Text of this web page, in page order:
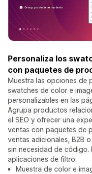
Personaliza los
con paquetes de
Muestra las opciones
swatches de color e
personalizables en las
Agrupa productos
el SEO y ofrecer una
ventas con paquetes de
ventas adicionales, B2B
sin necesidad de
aplicaciones de filtro.
Muestra de color e